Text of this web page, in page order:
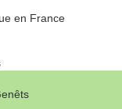
en France